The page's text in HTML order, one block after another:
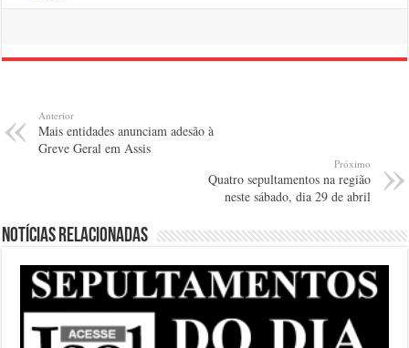
Anterior
Mais entidades anunciam adesão à
Greve Geral em Assis
Próximo
Quatro sepultamentos na região
neste sábado, dia 29 de abril
Notícias relacionadas